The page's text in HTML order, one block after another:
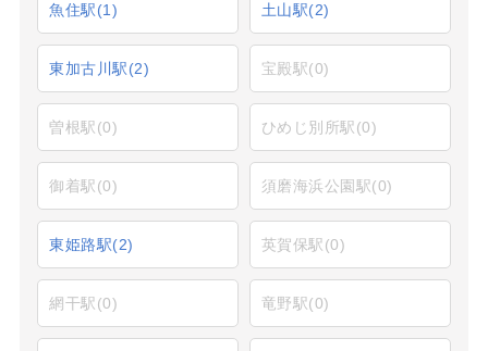
魚住駅(1) 土山駅(2)
東加古川駅(2) 宝殿駅(0)
曽根駅(0) ひめじ別所駅(0)
御着駅(0) 須磨海浜公園駅(0)
東姫路駅(2) 英賀保駅(0)
網干駅(0) 竜野駅(0)